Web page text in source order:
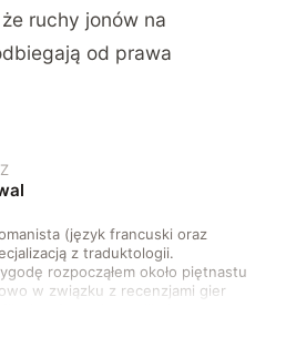
ruchy jonów na
od prawa
(język francuski oraz
z traduktologii.
rozpocząłem około piętnastu
w związku z recenzjami gier
Obecnie publikuję
na tematy związane z nauką